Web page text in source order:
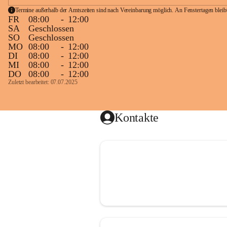
Termine außerhalb der Amtszeiten sind nach Vereinbarung möglich. An Fenstertagen
FR 08:00 - 12:00
SA
Geschlossen
SO
Geschlossen
MO 08:00 - 12:00
DI
08:00 - 12:00
MI
08:00 - 12:00
DO
08:00 - 12:00
Zuletzt bearbeitet: 07.07.2025
Kontakte